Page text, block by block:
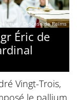
/ Diocèse de Reims
Éric de
Vingt-Trois,
le pallium